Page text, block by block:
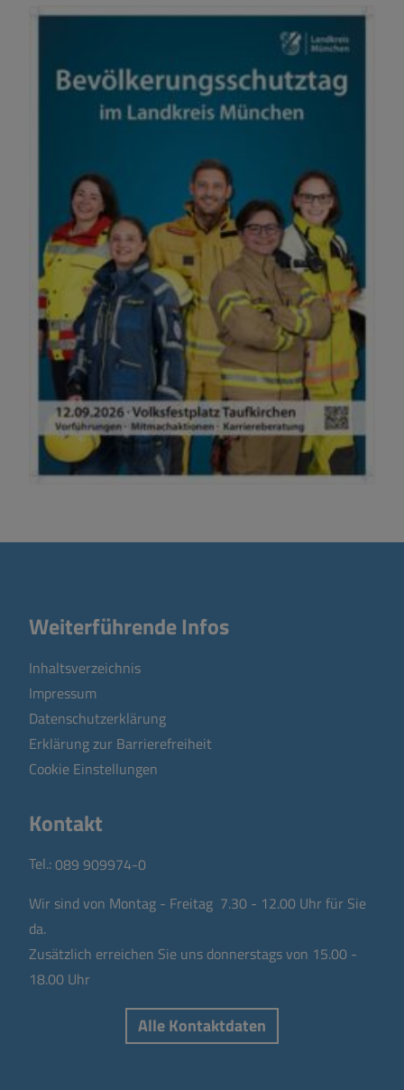
Weiterführende Infos
Inhaltsverzeichnis
Impressum
Datenschutzerklärung
Erklärung zur Barrierefreiheit
Cookie Einstellungen
Kontakt
Tel.:089 909974-0
Wir sind von Montag - Freitag 7.30 - 12.00 Uhr für Sie
da.
Zusätzlich erreichen Sie uns donnerstags von 15.00 -
18.00 Uhr
Alle Kontaktdaten